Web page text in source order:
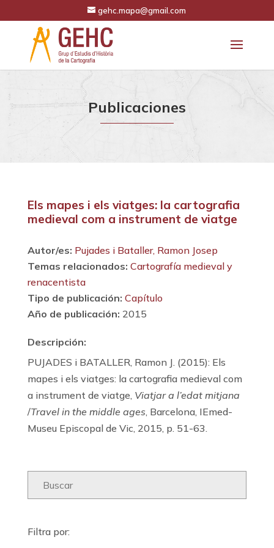
gehc.mapa@gmail.com
Publicaciones
Els mapes i els viatges: la cartografia
medieval com a instrument de viatge
Autor/es: Pujades i Bataller, Ramon Josep
Temas relacionados: Cartografía medieval y
renacentista
Tipo de publicación: Capítulo
Año de publicación: 2015
Descripción:
PUJADES i BATALLER, Ramon J. (2015): Els
mapes i els viatges: la cartografia medieval com
a instrument de viatge, Viatjar a l’edat mitjana
/Travel in the middle ages, Barcelona, IEmed-
Museu Episcopal de Vic, 2015, p. 51-63.
Filtra por: